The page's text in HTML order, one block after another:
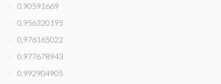
0,90591669
0,956320195
0,976165022
0,977678943
0,992904905